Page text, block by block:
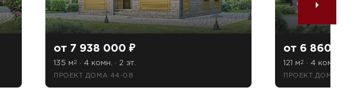
от 7 938 000 ₽
135 м 2 · 4 комн. · 2 эт.
ПРОЕКТ ДОМА 44-08
от 6 860
121 м 2 · 4 комн. · 2
ПРОЕКТ ДОМА 54-